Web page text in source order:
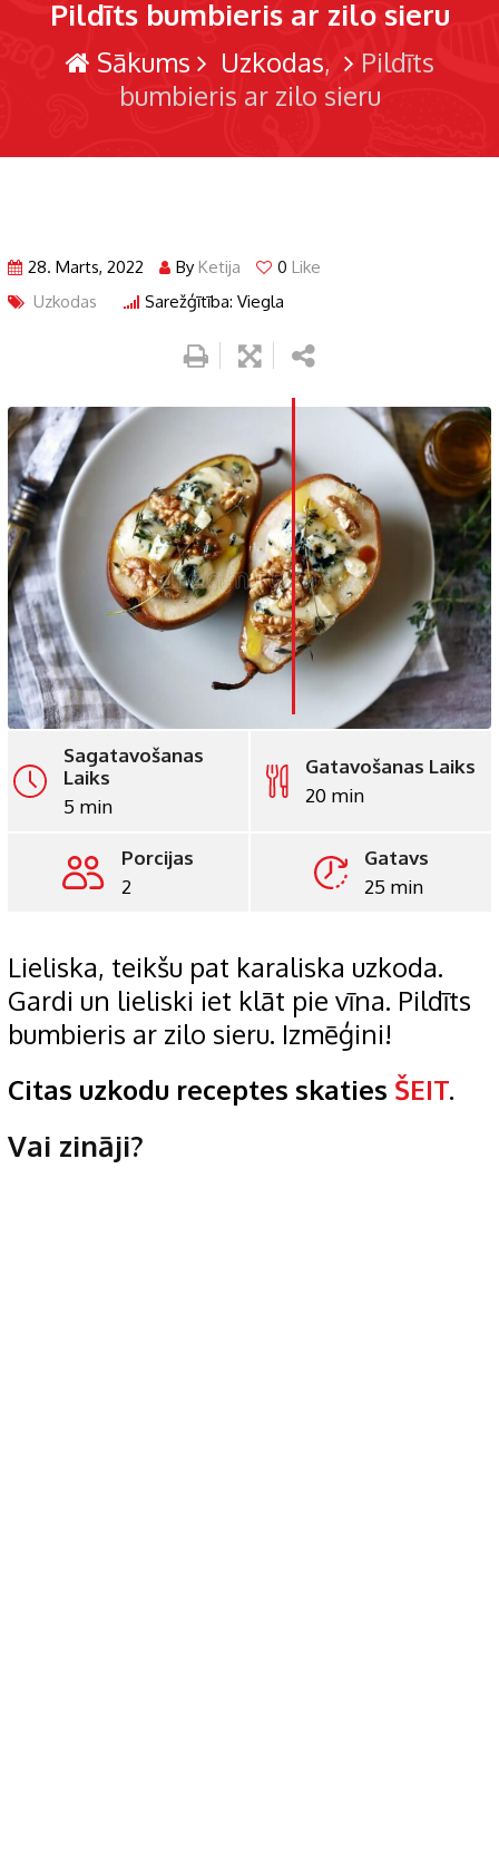
Pildīts bumbieris ar zilo sieru
Sākums Uzkodas
Pildīts
bumbieris ar zilo sieru
28. Marts, 2022 By Ketija 0 Like
Uzkodas
Sarežģītība: Viegla
LinkedIn
Whatsapp
Pinterest
Print
Sagatavošanas
Laiks
5 min
Gatavošanas Laiks
20 min
Porcijas
2
Gatavs
25 min
Lieliska, teikšu pat karaliska uzkoda.
Gardi un lieliski iet klāt pie vīna. Pildīts
bumbieris ar zilo sieru. Izmēģini!
Citas uzkodu receptes skaties ŠEIT.
Vai zināji?